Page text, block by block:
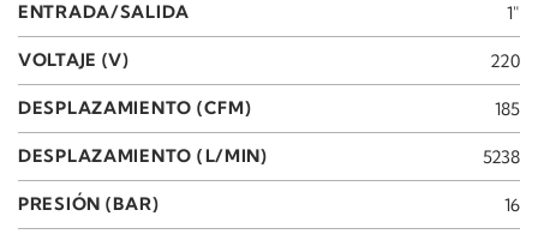
ENTRADA/SALIDA 1"
VOLTAJE (V) 220
DESPLAZAMIENTO (CFM) 185
DESPLAZAMIENTO (L/MIN) 5238
PRESIÓN (BAR) 16